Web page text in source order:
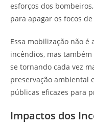
esforços dos
para apagar os focos
Essa mobilização não
incêndios, mas
se tornando cada vez
preservação ambiental
públicas eficazes para
Impactos dos